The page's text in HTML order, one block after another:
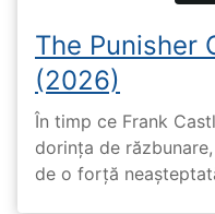
The Punisher
(2026)
În timp ce Frank
dorința de
de o forță